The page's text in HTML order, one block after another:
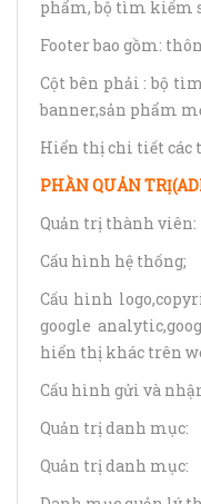
phẩm, bộ tìm kiếm
Footer bao gồm:
Cột bên phải : bộ
banner,sản phẩm
Hiển thị chi tiết các
PHẦN QUẢN
Quản trị thành
Cấu hình hệ thống;
Cấu hình
google
hiển thị khác trên
Cấu hình gửi và
Quản trị danh mục:
Quản trị danh mục: